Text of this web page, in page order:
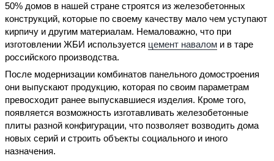
50% домов в нашей стране строятся из железобетонных
конструкций, которые по своему качеству мало чем уступают
кирпичу и другим материалам. Немаловажно, что при
изготовлении ЖБИ используется цемент навалом и в таре
российского производства.
После модернизации комбинатов панельного домостроения
они выпускают продукцию, которая по своим параметрам
превосходит ранее выпускавшиеся изделия. Кроме того,
появляется возможность изготавливать железобетонные
плиты разной конфигурации, что позволяет возводить дома
новых серий и строить объекты социального и иного
назначения.